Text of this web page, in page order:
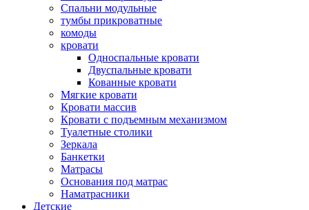
Спальни модульные
тумбы прикроватные
комоды
кровати
Односпальные кровати
Двуспальные кровати
Кованные кровати
Мягкие кровати
Кровати массив
Кровати с подъемным механизмом
Туалетные столики
Зеркала
Банкетки
Матрасы
Основания под матрас
Наматрасники
Детские